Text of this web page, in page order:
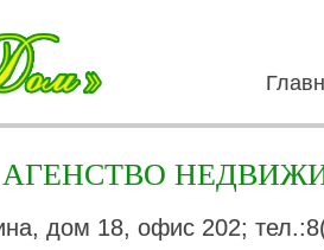
АГЕНСТВО
дом 18, офис 202;